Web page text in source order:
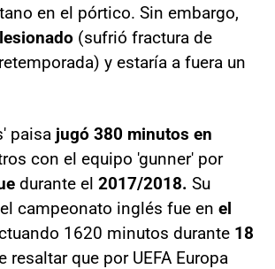
en el pórtico. Sin embargo,
(sufrió fractura de
y estaría a fuera un
paisa jugó 380 minutos en
con el equipo 'gunner' por
durante el 2017/2018. Su
campeonato inglés fue en el
1620 minutos durante 18
resaltar que por UEFA Europa